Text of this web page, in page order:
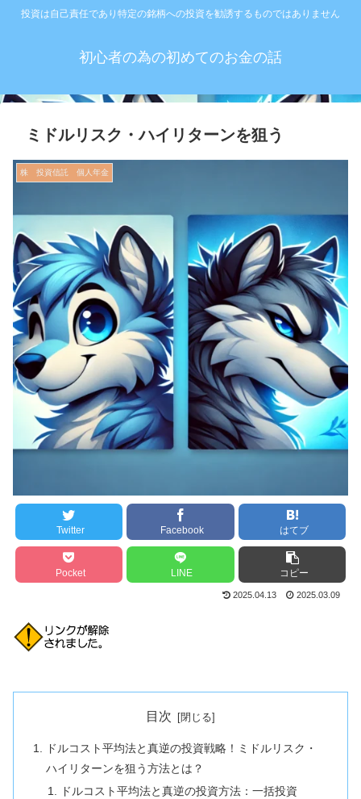
投資は自己責任であり特定の銘柄への投資を勧誘するものではありません
初心者の為の初めてのお金の話
ミドルリスク・ハイリターンを狙う
株 投資信託 個人年金
Twitter Facebook はてブ
Pocket LINE コピー
2025.04.13 2025.03.09
目次
ドルコスト平均法と真逆の投資戦略！ミドルリスク・
ハイリターンを狙う方法とは？
ドルコスト平均法と真逆の投資方法：一括投資